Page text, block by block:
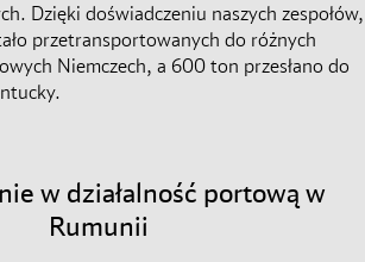
Dzięki doświadczeniu naszych zespołów,
przetransportowanych do różnych
Niemczech, a 600 ton przesłano do
w działalność portową w
Rumunii